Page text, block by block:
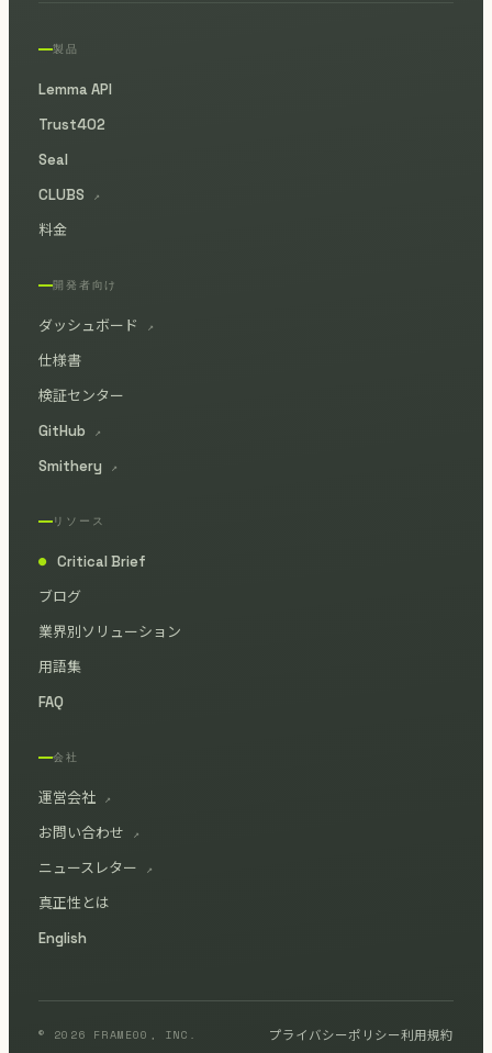
製品
Lemma API
Trust402
Seal
CLUBS
↗
料金
開発者向け
ダッシュボード ↗
仕様書
検証センター
GitHub
↗
Smithery ↗
リソース
●
Critical Brief
ブログ
業界別ソリューション
用語集
FAQ
会社
運営会社 ↗
お問い合わせ ↗
ニュースレター ↗
真正性とは
English
© 2026 FRAME00, INC. プライバシーポリシー利用規約